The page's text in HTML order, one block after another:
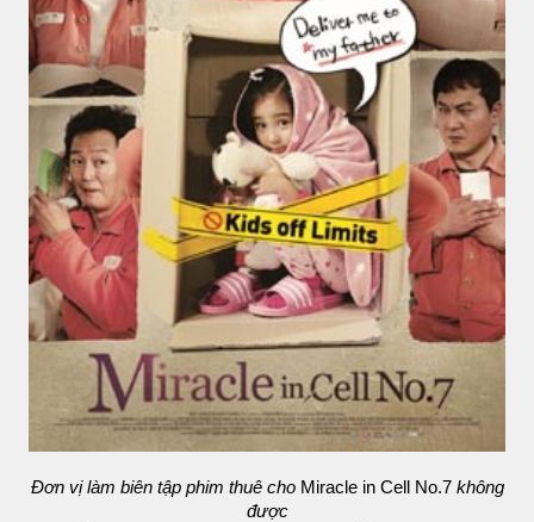
Đơn vị làm biên tập phim thuê choMiracle in Cell No.7 không
được